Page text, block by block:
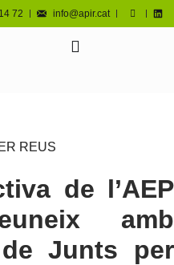
72 info@apir.cat
REUS
de l’AEP
amb
Junts per